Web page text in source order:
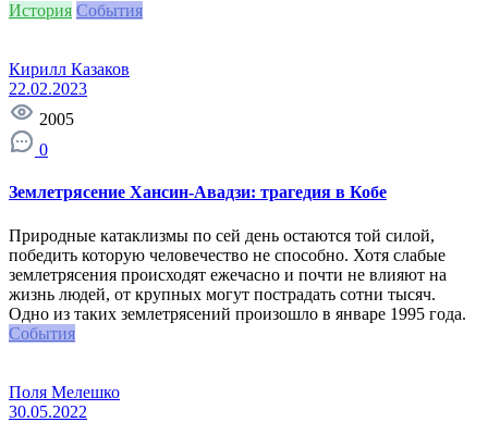
История События
Кирилл Казаков
22.02.2023
2005
0
Землетрясение Хансин-Авадзи: трагедия в Кобе
Природные катаклизмы по сей день остаются той силой,
победить которую человечество не способно. Хотя слабые
землетрясения происходят ежечасно и почти не влияют на
жизнь людей, от крупных могут пострадать сотни тысяч.
Одно из таких землетрясений произошло в январе 1995 года.
События
Поля Мелешко
30.05.2022